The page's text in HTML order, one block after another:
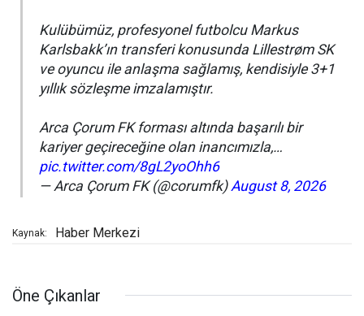
Kulübümüz, profesyonel futbolcu Markus
Karlsbakk’ın transferi konusunda Lillestrøm SK
ve oyuncu ile anlaşma sağlamış, kendisiyle 3+1
yıllık sözleşme imzalamıştır.
Arca Çorum FK forması altında başarılı bir
kariyer geçireceğine olan inancımızla,…
pic.twitter.com/8gL2yoOhh6
— Arca Çorum FK (@corumfk) August 8, 2026
Kaynak: Haber Merkezi
Öne Çıkanlar